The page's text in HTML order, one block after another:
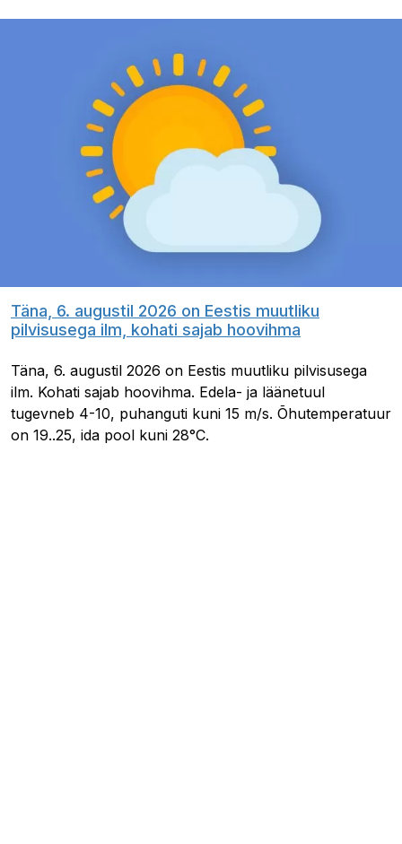
Täna, 6. augustil 2026 on Eestis muutliku
pilvisusega ilm, kohati sajab hoovihma
Täna, 6. augustil 2026 on Eestis muutliku pilvisusega
ilm. Kohati sajab hoovihma. Edela- ja läänetuul
tugevneb 4-10, puhanguti kuni 15 m/s. Õhutemperatuur
on 19..25, ida pool kuni 28°C.